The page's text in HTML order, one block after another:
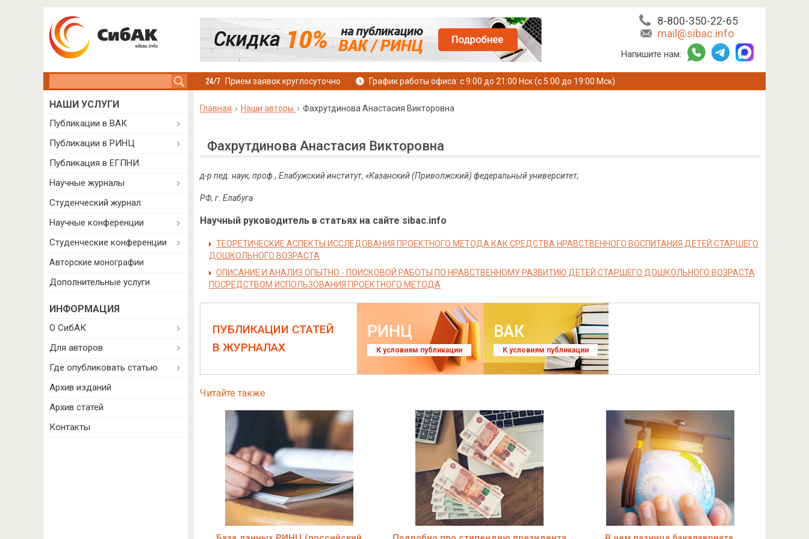
8-800-350-22-65
mail@sibac.info
Напишите нам:
Прием заявок круглосуточно График работы офиса: с 9:00 до 21:00 Нск (с 5:00 до 19:00 Мск)
Главная Наши авторы Фахрутдинова Анастасия Викторовна
Фахрутдинова Анастасия Викторовна
д-р пед. наук, проф., Елабужский институт, «Казанский (Приволжский) федеральный университет,
РФ, г. Елабуга
Научный руководитель в статьях на сайте sibac.info
ТЕОРЕТИЧЕСКИЕ АСПЕКТЫ ИССЛЕДОВАНИЯ ПРОЕКТНОГО МЕТОДА КАК СРЕДСТВА НРАВСТВЕННОГО ВОСПИТАНИЯ ДЕТЕЙ СТАРШЕГО
ДОШКОЛЬНОГО ВОЗРАСТА
ОПИСАНИЕ И АНАЛИЗ ОПЫТНО - ПОИСКОВОЙ РАБОТЫ ПО НРАВСТВЕННОМУ РАЗВИТИЮ ДЕТЕЙ СТАРШЕГО ДОШКОЛЬНОГО ВОЗРАСТА
ПОСРЕДСТВОМ ИСПОЛЬЗОВАНИЯ ПРОЕКТНОГО МЕТОДА
ПУБЛИКАЦИИ СТАТЕЙ
В ЖУРНАЛАХ
РИНЦ
К условиям публикации
ВАК
К условиям публикации
Читайте также
НАШИ УСЛУГИ
Публикации в ВАК
Публикации в РИНЦ
Публикация в ЕГПНИ
Научные журналы
Студенческий журнал
Научные конференции
Студенческие конференции
Авторские монографии
Дополнительные услуги
ИНФОРМАЦИЯ
О СибАК
Для авторов
Где опубликовать статью
Архив изданий
Архив статей
Контакты